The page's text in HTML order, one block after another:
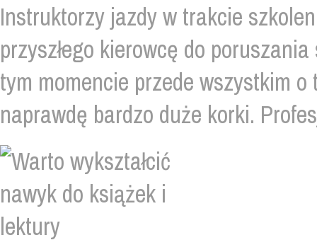
Instruktorzy jazdy w trakcie
przyszłego kierowcę do
tym momencie przede wszystkim
naprawdę bardzo duże korki.